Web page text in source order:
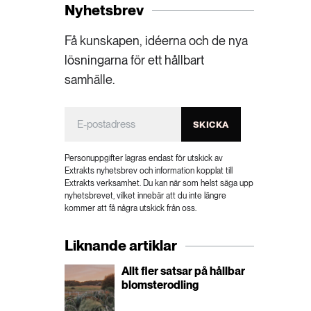
Nyhetsbrev
Få kunskapen, idéerna och de nya
lösningarna för ett hållbart
samhälle.
SKICKA
Personuppgifter lagras endast för utskick av
Extrakts nyhetsbrev och information kopplat till
Extrakts verksamhet. Du kan när som helst säga upp
nyhetsbrevet, vilket innebär att du inte längre
kommer att få några utskick från oss.
Liknande artiklar
Allt fler satsar på hållbar
blomsterodling